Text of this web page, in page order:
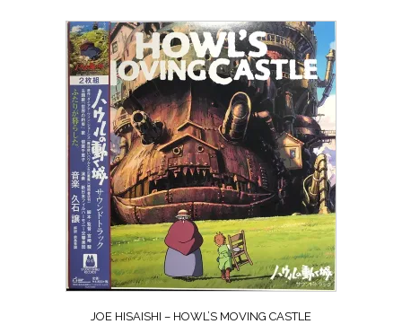
JOE HISAISHI – HOWL’S MOVING CASTLE